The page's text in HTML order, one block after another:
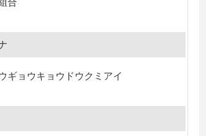
ギョウキョウドウクミアイ